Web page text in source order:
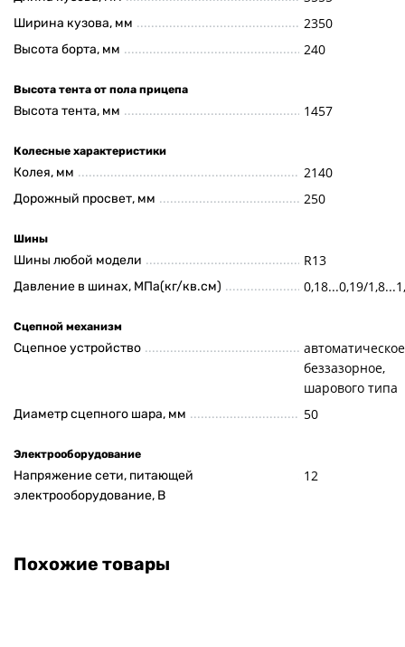
Ширина кузова, мм 2350
Высота борта, мм 240
Высота тента от пола прицепа
Высота тента, мм 1457
Колесные характеристики
Колея, мм 2140
Дорожный просвет, мм 250
Шины
Шины любой модели R13
Давление в шинах, МПа(кг/кв.см) 0,18...0,19/
Сцепной механизм
Сцепное устройство
беззазорное,
шарового типа
Диаметр сцепного шара, мм 50
Электрооборудование
Напряжение сети, питающей
электрооборудование, В
12
Похожие товары